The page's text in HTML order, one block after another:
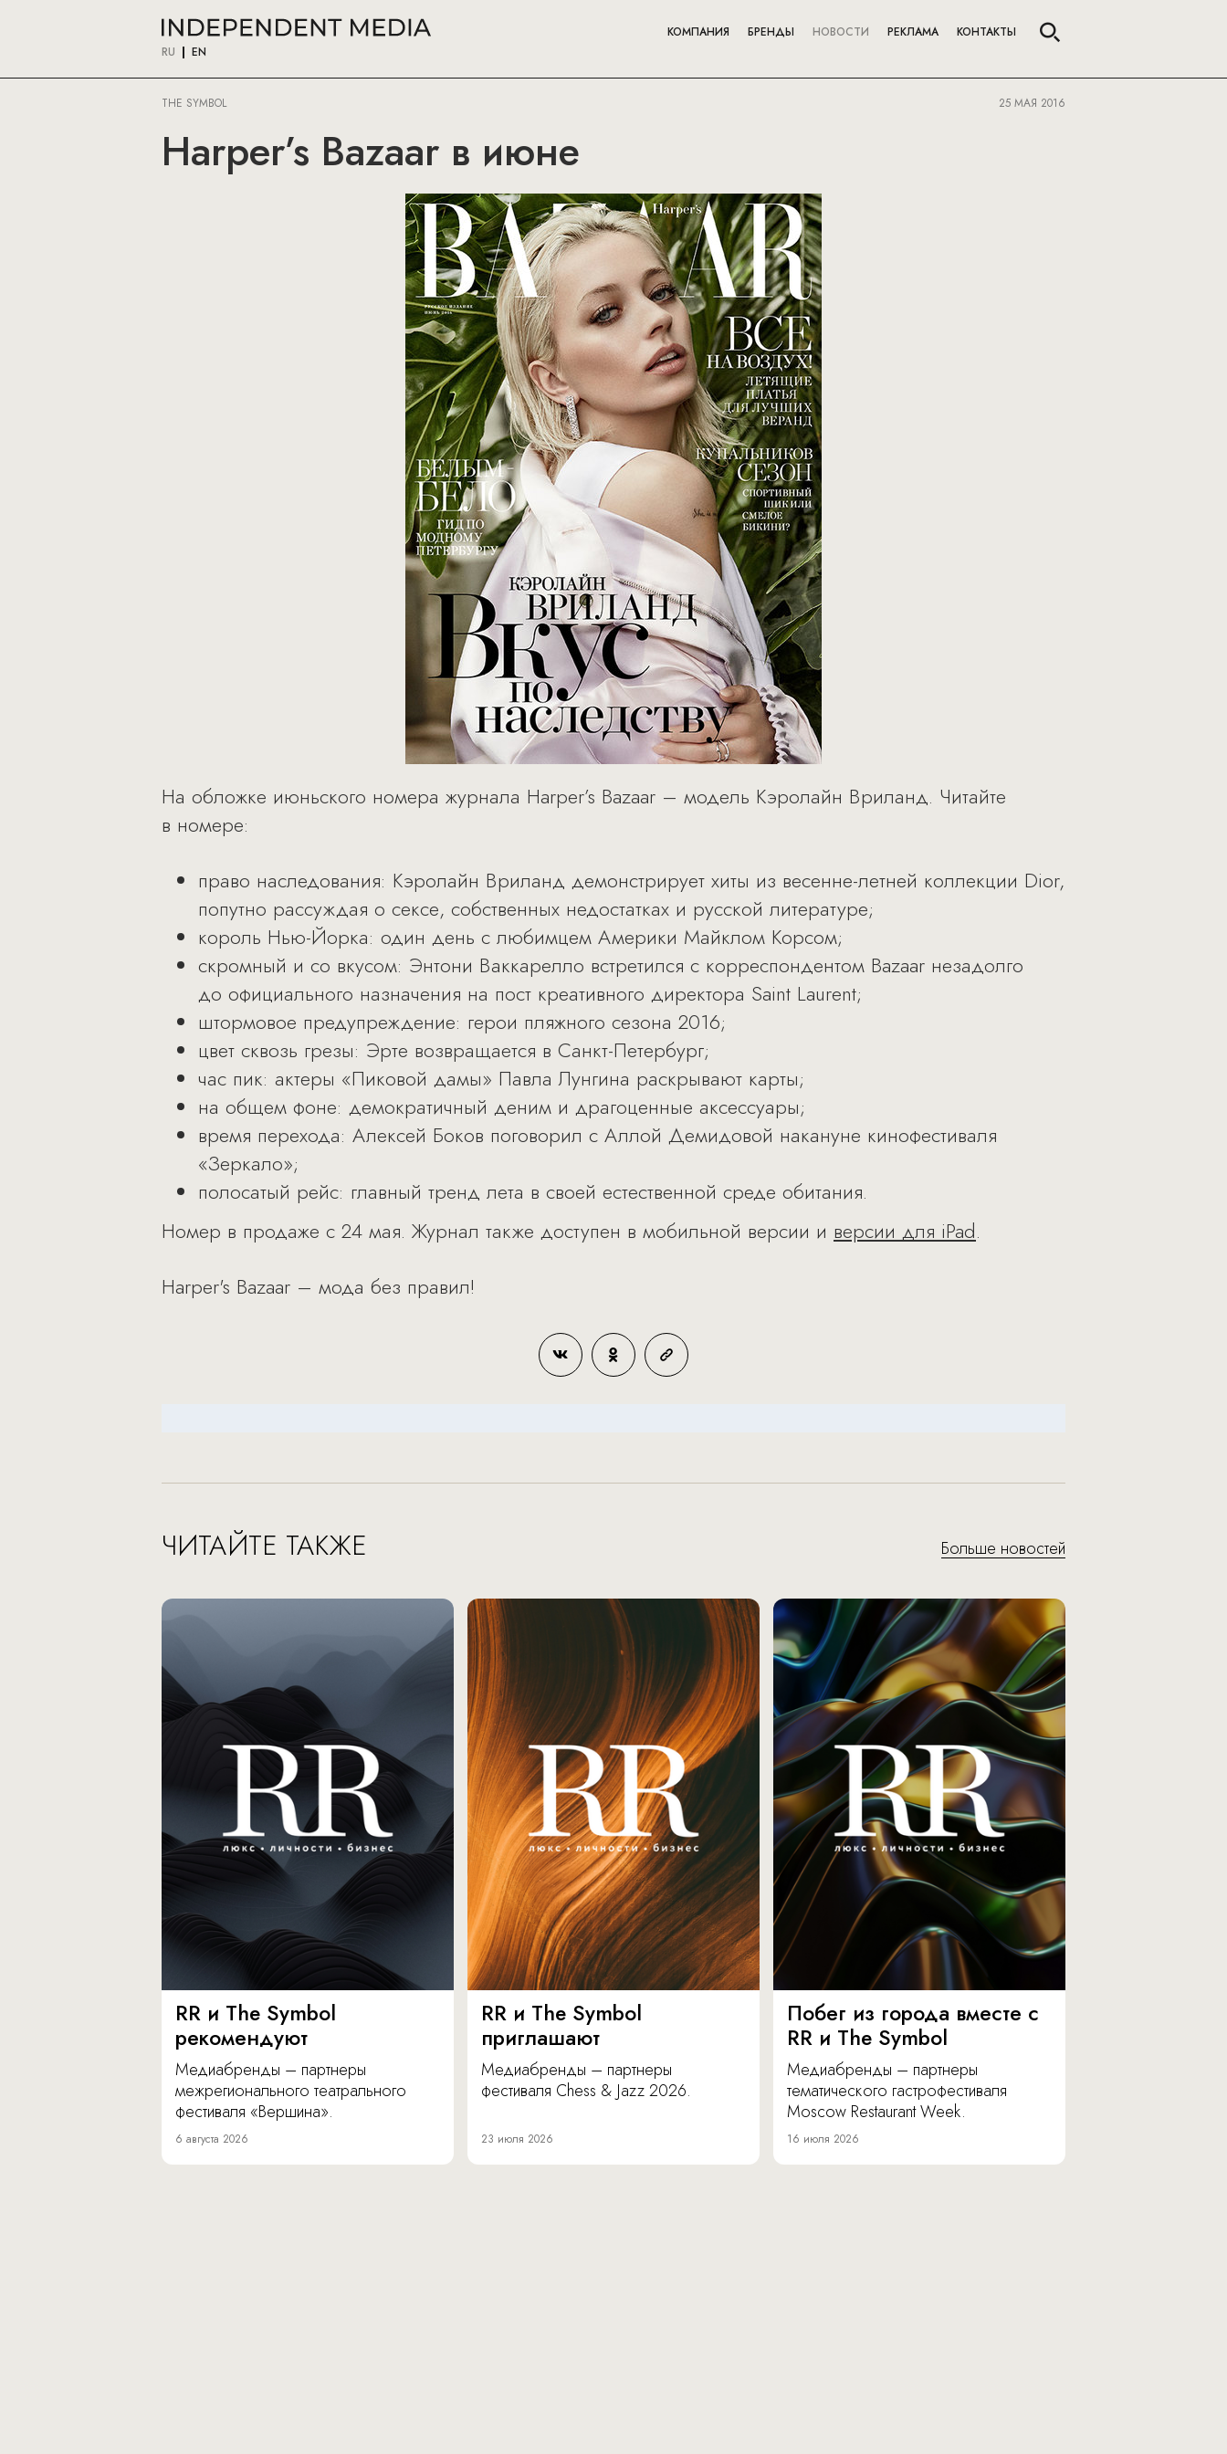
RU EN
КОМПАНИЯ БРЕНДЫ НОВОСТИ РЕКЛАМА КОНТАКТЫ
THE SYMBOL 25 МАЯ 2016
Harper’s Bazaar в июне
На обложке июньского номера журнала Harper’s Bazaar – модель Кэролайн Вриланд. Читайте
в номере:
право наследования: Кэролайн Вриланд демонстрирует хиты из весенне-летней коллекции Dior,
попутно рассуждая о сексе, собственных недостатках и русской литературе;
король Нью-Йорка: один день с любимцем Америки Майклом Корсом;
скромный и со вкусом: Энтони Ваккарелло встретился с корреспондентом Bazaar незадолго
до официального назначения на пост креативного директора Saint Laurent;
штормовое предупреждение: герои пляжного сезона 2016;
цвет сквозь грезы: Эрте возвращается в Санкт-Петербург;
час пик: актеры «Пиковой дамы» Павла Лунгина раскрывают карты;
на общем фоне: демократичный деним и драгоценные аксессуары;
время перехода: Алексей Боков поговорил с Аллой Демидовой накануне кинофестиваля
«Зеркало»;
полосатый рейс: главный тренд лета в своей естественной среде обитания.
Номер в продаже с 24 мая. Журнал также доступен в мобильной версии и версии для iPad.
Harper's Bazaar – мода без правил!
ЧИТАЙТЕ ТАКЖЕ Больше новостей
RR и The Symbol
рекомендуют
Медиабренды – партнеры
межрегионального театрального
фестиваля «Вершина».
6 августа 2026
RR и The Symbol
приглашают
Медиабренды – партнеры
фестиваля Chess & Jazz 2026.
23 июля 2026
Побег из города вместе с
RR и The Symbol
Медиабренды – партнеры
тематического гастрофестиваля
Moscow Restaurant Week.
16 июля 2026